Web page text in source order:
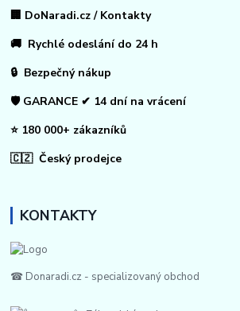
🏢 DoNaradi.cz / Kontakty
🚚 Rychlé odeslání do 24 h
🔒 Bezpečný nákup
🛡️ GARANCE ✔ 14 dní na vrácení
⭐ 180 000+ zákazníků
🇨🇿 Český prodejce
KONTAKTY
☎ Donaradi.cz - specializovaný obchod